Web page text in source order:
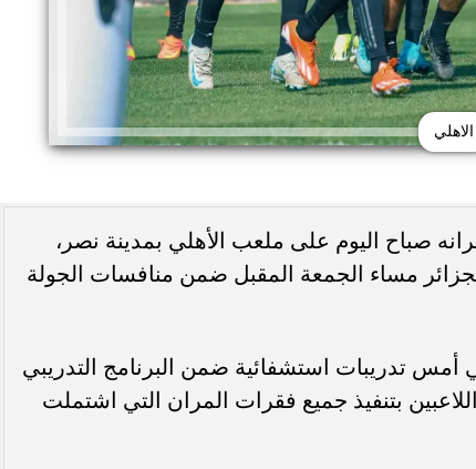
الاهلي
صباح اليوم على ملعب الأهلي بمدينة نصر،
مساء الجمعة المقبل ضمن منافسات الجولة
أمس تدريبات استشفائية ضمن البرنامج التدريبي
بتنفيذ جميع فقرات المران التي اشتملت
اولى لتدشين
مصر تكتب التاريخ.. فريق “حلم” يفوز بكأس